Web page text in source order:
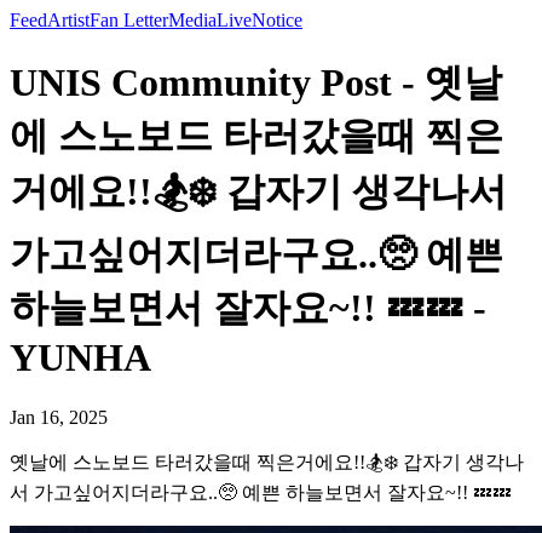
FeedArtistFan LetterMediaLiveNotice
UNIS Community Post - 옛날
에 스노보드 타러갔을때 찍은
거에요!!🏂❄️ 갑자기 생각나서
가고싶어지더라구요..🥺 예쁜
하늘보면서 잘자요~!! 💤💤 -
YUNHA
Jan 16, 2025
옛날에 스노보드 타러갔을때 찍은거에요!!🏂❄️ 갑자기 생각나
서 가고싶어지더라구요..🥺 예쁜 하늘보면서 잘자요~!! 💤💤